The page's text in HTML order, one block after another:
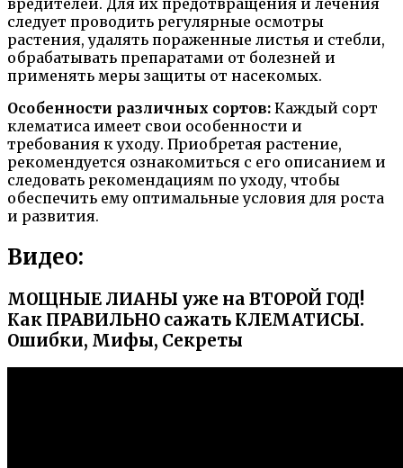
следует проводить регулярные осмотры
растения, удалять пораженные листья и стебли,
обрабатывать препаратами от болезней и
применять меры защиты от насекомых.
Особенности различных сортов: Каждый сорт
клематиса имеет свои особенности и
требования к уходу. Приобретая растение,
рекомендуется ознакомиться с его описанием и
следовать рекомендациям по уходу, чтобы
обеспечить ему оптимальные условия для роста
и развития.
Видео:
МОЩНЫЕ ЛИАНЫ уже на ВТОРОЙ ГОД!
Как ПРАВИЛЬНО сажать КЛЕМАТИСЫ.
Ошибки, Мифы, Секреты